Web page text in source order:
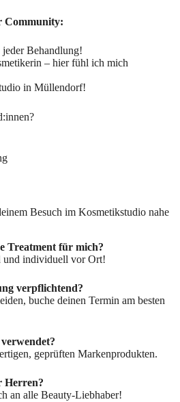
Community:
jeder Behandlung!
– hier fühl ich mich
in Müllendorf!
Besuch im Kosmetikstudio nahe
Treatment für mich?
und individuell vor Ort!
verpflichtend?
buche deinen Termin am besten
geprüften Markenprodukten.
Herren?
an alle Beauty-Liebhaber!